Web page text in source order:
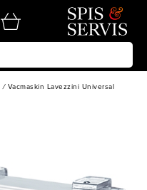
/ Vacmaskin Lavezzini Universal